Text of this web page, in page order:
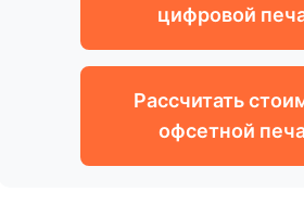
цифровой
Рассчитать
офсетной